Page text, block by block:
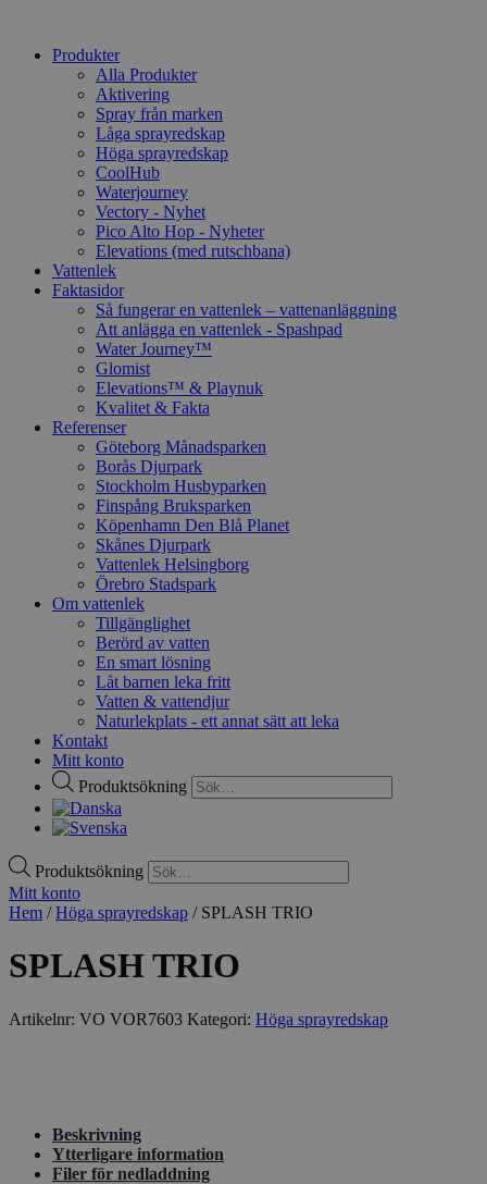
Produkter
Alla Produkter
Aktivering
Spray från marken
Låga sprayredskap
Höga sprayredskap
CoolHub
Waterjourney
Vectory - Nyhet
Pico Alto Hop - Nyheter
Elevations (med rutschbana)
Vattenlek
Faktasidor
Så fungerar en vattenlek – vattenanläggning
Att anlägga en vattenlek - Spashpad
Water Journey™
Glomist
Elevations™ & Playnuk
Kvalitet & Fakta
Referenser
Göteborg Månadsparken
Borås Djurpark
Stockholm Husbyparken
Finspång Bruksparken
Köpenhamn Den Blå Planet
Skånes Djurpark
Vattenlek Helsingborg
Örebro Stadspark
Om vattenlek
Tillgänglighet
Berörd av vatten
En smart lösning
Låt barnen leka fritt
Vatten & vattendjur
Naturlekplats - ett annat sätt att leka
Kontakt
Mitt konto
Produktsökning
Produktsökning
Mitt konto
Hem /Höga sprayredskap / SPLASH TRIO
SPLASH TRIO
Artikelnr: VO VOR7603 Kategori: Höga sprayredskap
Beskrivning
Ytterligare information
Filer för nedladdning